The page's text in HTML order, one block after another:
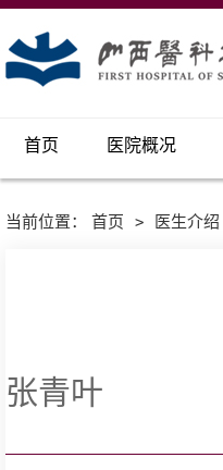
首页 医院概况
当前位置： 首页 > 医生介绍
张青叶